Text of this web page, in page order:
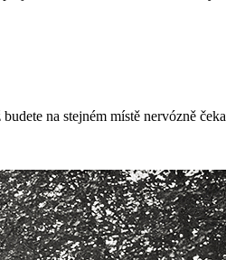
na stejném místě nervózně